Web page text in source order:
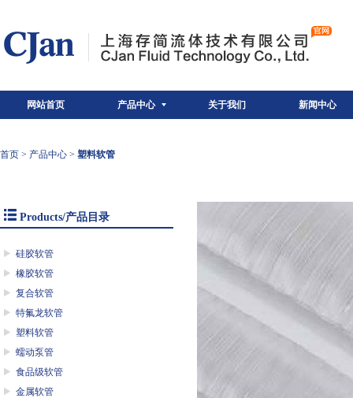
网站首页 产品中心 关于我们 新闻中心
首页 > 产品中心 > 塑料软管
Products/产品目录
硅胶软管
橡胶软管
复合软管
特氟龙软管
塑料软管
蠕动泵管
食品级软管
金属软管